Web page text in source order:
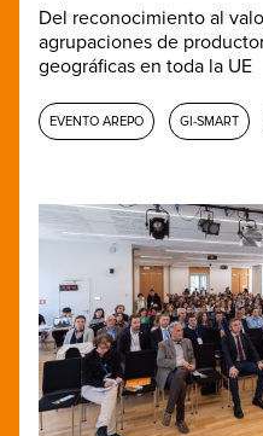
Del reconocimiento al
agrupaciones de
geográficas en toda la UE
EVENTO AREPO GI-SMART